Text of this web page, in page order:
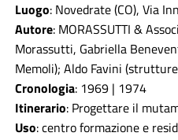
Luogo: Novedrate (CO), Via
Autore: MORASSUTTI &
Morassutti, Gabriella
Memoli); Aldo Favini
Cronologia: 1969 | 1974
Itinerario: Progettare il
Uso: centro formazione e